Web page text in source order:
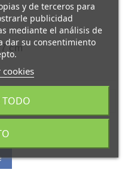
cm
y la política de
y de terceros para
publicidad
mediante el análisis de
dar su consentimiento
cookies
TODO